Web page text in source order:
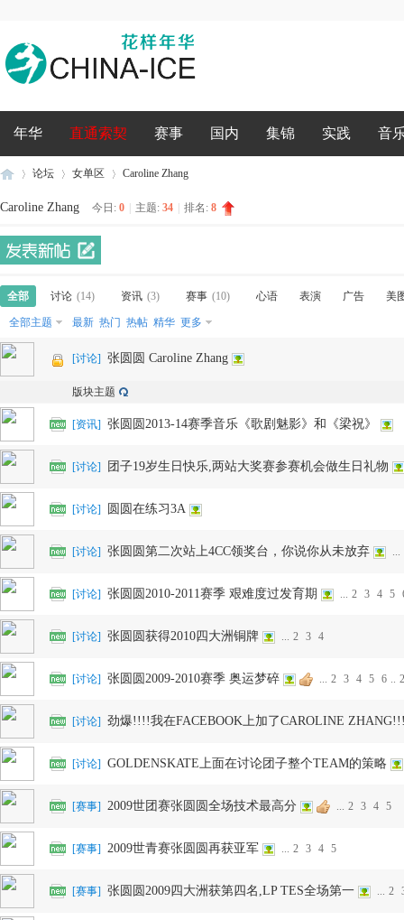
年华 直通索契 赛事 国内 集锦 实践 音
花
年
华-
»
论坛 女单区 Caroline Zhang
Caroline Zhang 今日: 0 主题: 34 排名: 8
全部 讨论 (14) 资讯 (3) 赛事 (10) 心语 表演 广告 美
全部主题 最新 热门 热帖 精华 更多
[讨论] 张圆圆 Caroline Zhang
版块主题
[资讯] 张圆圆2013-14赛季音乐《歌剧魅影》和《梁祝》
[讨论] 团子19岁生日快乐,两站大奖赛参赛机会做生日礼物
[讨论] 圆圆在练习3A
[讨论] 张圆圆第二次站上4CC领奖台，你说你从未放弃 ...
[讨论] 张圆圆2010-2011赛季 艰难度过发育期 ... 2 3 4 5
[讨论] 张圆圆获得2010四大洲铜牌 ... 2 3 4
[讨论] 张圆圆2009-2010赛季 奥运梦碎 ... 2 3 4 5 6 ..
[讨论] 劲爆!!!!我在FACEBOOK上加了CAROLINE
[讨论] GOLDENSKATE上面在讨论团子整个TEAM的策略
[赛事] 2009世团赛张圆圆全场技术最高分 ... 2 3 4 5
[赛事] 2009世青赛张圆圆再获亚军 ... 2 3 4 5
[赛事] 张圆圆2009四大洲获第四名,LP TES全场第一 ... 2